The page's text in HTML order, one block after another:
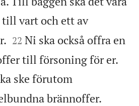
till vart och ett av


22 Ni ska också offra en
till försoning för er.
ske förutom
brännoffer.